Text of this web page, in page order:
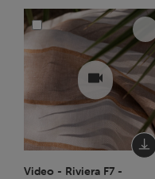
Video - Riviera F7 -